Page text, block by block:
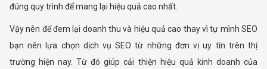
đúng quy trình để mang lại hiệu quả cao nhất.
Vậy nên để đem lại doanh thu và hiệu quả cao thay vì tự mình SEO
bạn nên lựa chọn dịch vụ SEO từ những đơn vị uy tín trên thị
trường hiện nay. Từ đó giúp cải thiện hiệu quả kinh doanh của